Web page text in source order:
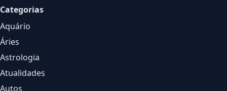
Categorias
Aquário
Áries
Astrologia
Atualidades
Autos